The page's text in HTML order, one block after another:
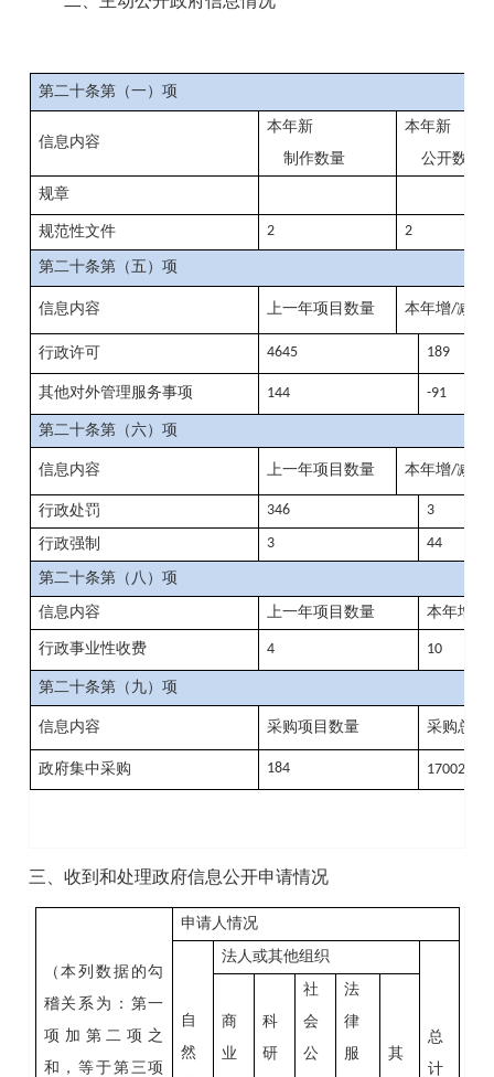
第二十条第（一）项
信息内容
本年新
制作数量
本年新
公开数量
规章
规范性文件 2 2
第二十条第（五）项
信息内容 上一年项目数量 本年增/减
行政许可 4645 189
其他对外管理服务事项 144 -91
第二十条第（六）项
信息内容 上一年项目数量 本年增/减
行政处罚 346
3
行政强制
3 44
第二十条第（八）项
信息内容 上一年项目数量 本年增
行政事业性收费 4 10
第二十条第（九）项
信息内容 采购项目数量 采购总金
政府集中采购 184 17002.49
三、收到和处理政府信息公开申请情况
（本列数据的勾
稽关系为：第一
项加第二项之
和，等于第三项
申请人情况
自
然
法人或其他组织
总
计
商
业
科
研
社
会
公
法
律
服
其